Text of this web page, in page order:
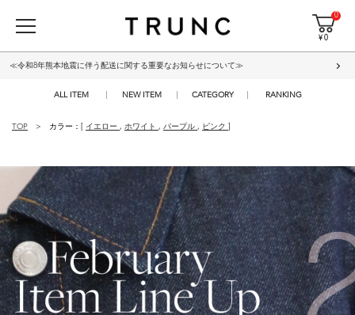
0
¥ 0
≪令和8年熊本地震に伴う配送に関する重要なお知らせについて≫
ALL ITEM NEW ITEM CATEGORY RANKING
TOP カラー：[ イエロー , ホワイト , パープル , ピンク